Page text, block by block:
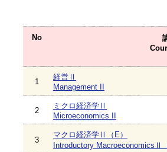
No
1
経営Ⅱ
Management II
2
ミクロ経済学Ⅱ
Microeconomics II
3
マクロ経済学Ⅱ（E）
Introductory MacroeconomicsⅡ